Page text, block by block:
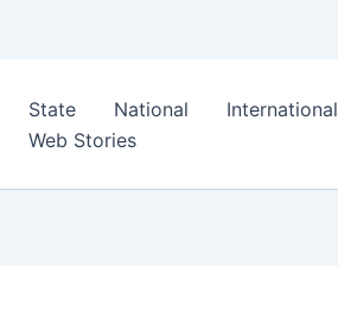
State National International
Web Stories